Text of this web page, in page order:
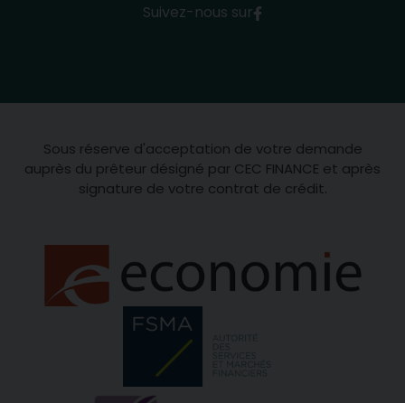
Suivez-nous sur
Sous réserve d'acceptation de votre demande
auprès du prêteur désigné par CEC FINANCE et après
signature de votre contrat de crédit.